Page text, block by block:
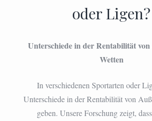
oder Ligen?
Unterschiede in der Rentabilität
Wetten
In verschiedenen Sportarten oder
Unterschiede in der Rentabilität von
geben. Unsere Forschung zeigt,